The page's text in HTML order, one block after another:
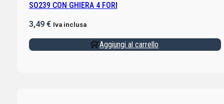
SO239 CON GHIERA 4 FORI
3,49 € Iva inclusa
Aggiungi al carrello